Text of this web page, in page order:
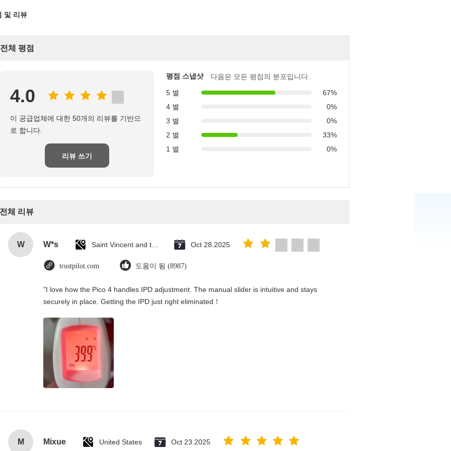
및 리뷰
전체 평점
4.0
이 공급업체에 대한 50개의 리뷰를 기반으
로 합니다.
리뷰 쓰기
평점 스냅샷
다음은 모든 평점의 분포입니다.
5 별
67%
4 별
0%
3 별
0%
2 별
33%
1 별
0%
전체 리뷰
W W*s Oct 28.2025
trustpilot.com 도움이 됨 (8987)
"I love how the Pico 4 handles IPD adjustment. The manual slider is intuitive and stays
securely in place. Getting the IPD just right eliminated！
M Mixue United States Oct 23.2025